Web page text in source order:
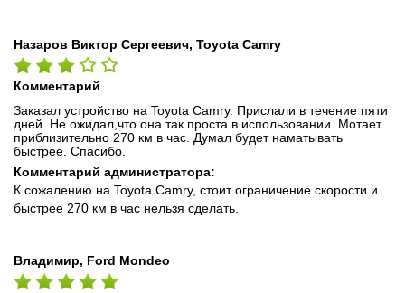
Назаров Виктор Сергеевич, Toyota Camry
Комментарий
Заказал устройство на Toyota Camry. Прислали в течение пяти
дней. Не ожидал,что она так проста в использовании. Мотает
приблизительно 270 км в час. Думал будет наматывать
быстрее. Спасибо.
Комментарий администратора:
К сожалению на Toyota Camry, стоит ограничение скорости и
быстрее 270 км в час нельзя сделать.
Владимир, Ford Mondeo